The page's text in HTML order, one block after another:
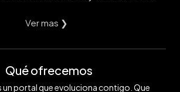
Ver mas ❯
Qué ofrecemos
un portal que evoluciona contigo. Que